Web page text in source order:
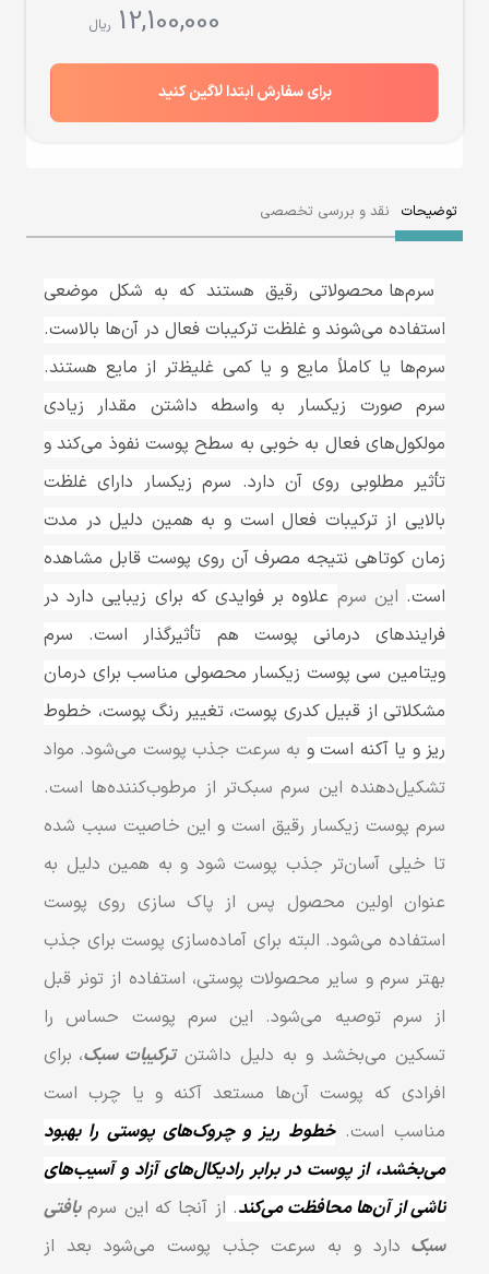
12,100,000 ریال
برای سفارش ابتدا لاگین کنید
توضیحات نقد و بررسی تخصصی
سرم‌ها محصولاتی رقیق هستند که به شکل موضعی
استفاده می‌شوند و غلظت ترکیبات فعال در آن‌ها بالاست.
سرم‌ها یا کاملاً مایع و یا کمی غلیظ‌تر از مایع هستند.
سرم صورت زیکسار به واسطه داشتن مقدار زیادی
مولکول‌های فعال به خوبی به سطح پوست نفوذ می‌کند و
تأثیر مطلوبی روی آن دارد. سرم‌ زیکسار دارای غلظت
بالایی از ترکیبات فعال است و به همین دلیل در مدت
زمان کوتاهی نتیجه مصرف آن‌ روی پوست قابل مشاهده
است. این سرم علاوه بر فوایدی که برای زیبایی دارد در
فرایندهای درمانی پوست هم تأثیرگذار است. سرم‌
ویتامین سی پوست زیکسار محصولی مناسب برای درمان
مشکلاتی از قبیل کدری پوست، تغییر رنگ پوست، خطوط
ریز و یا آکنه است و به سرعت جذب پوست می‌شود. مواد
تشکیل‌دهنده این سرم‌ سبک‌تر از مرطوب‌کننده‌ها است.
سرم‌ پوست زیکسار رقیق است و این خاصیت سبب شده
تا خیلی آسان‌تر جذب پوست شود و به همین دلیل به
عنوان اولین محصول پس از پاک سازی روی پوست
استفاده می‌شود. البته برای آماده‌سازی پوست برای جذب
بهتر سرم و سایر محصولات پوستی، استفاده از تونر قبل
از سرم توصیه می‌شود. این سرم پوست حساس را
تسکین می‌بخشد و به دلیل داشتنترکیبات سبک‌، برای
افرادی که پوست‌ آن‌ها مستعد آکنه و یا چرب است
مناسب‌ است.خطوط ریز و چروک‌های پوستی را بهبود
می‌بخشد، از پوست در برابر رادیکال‌های آزاد و آسیب‌های
ناشی از آن‌ها محافظت می‌کند. از آنجا که این سرمبافتی
سبک دارد و به سرعت جذب پوست می‌شود بعد از